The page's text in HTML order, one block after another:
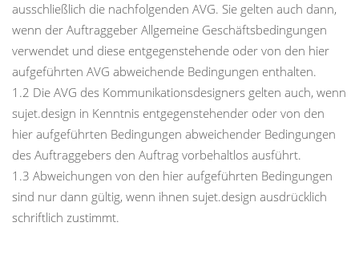
ausschließlich die nachfolgenden AVG. Sie gelten auch dann,
wenn der Auftraggeber Allgemeine Geschäftsbedingungen
verwendet und diese entgegenstehende oder von den hier
aufgeführten AVG abweichende Bedingungen enthalten.
1.2 Die AVG des Kommunikationsdesigners gelten auch, wenn
sujet.design in Kenntnis entgegenstehender oder von den
hier aufgeführten Bedingungen abweichender Bedingungen
des Auftraggebers den Auftrag vorbehaltlos ausführt.
1.3 Abweichungen von den hier aufgeführten Bedingungen
sind nur dann gültig, wenn ihnen sujet.design ausdrücklich
schriftlich zustimmt.